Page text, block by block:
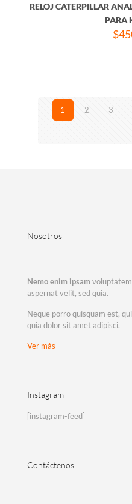
RELOJ CATERPILLAR
PARA
$
1 2 3
Nosotros
Nemo enim ipsam
aspernat velit, sed quia.
Neque porro quisquam est,
quia dolor sit amet adipisci.
Ver más
Instagram
[instagram-feed]
Contáctenos